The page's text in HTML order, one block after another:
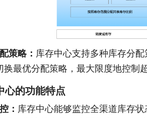
策略： 库存中心支持多种库存分
换最优分配策略，最大限度地控制
心的功能特点
： 库存中心能够监控全渠道库存